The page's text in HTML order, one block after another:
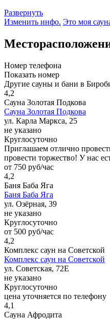
Развернуть
Изменить инфо. Это моя
Номер телефона
Показать номер
Другие сауны и бани в
4,2
Сауна Золотая Подкова
Сауна Золотая Подкова
ул. Карла Маркса, 25
не указано
Круглосуточно
Приглашаем отлично
провести торжество! У нас
от 750 руб/час
4,2
Баня Баба Яга
Баня Баба Яга
ул. Озёрная, 39
не указано
Круглосуточно
от 500 руб/час
4,2
Комплекс саун на Советской
Комплекс саун на Советской
ул. Советская, 72Е
не указано
Круглосуточно
цена уточняется по телефону
4,1
Сауна Афродита